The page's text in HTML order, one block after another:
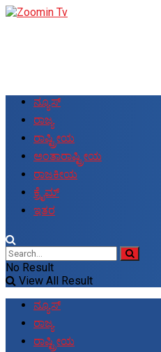
ನ್ಯೂಸ್
ರಾಜ್ಯ
ರಾಷ್ಟ್ರೀಯ
ಅಂತಾರಾಷ್ಟ್ರೀಯ
ರಾಜಕೀಯ
ಕ್ರೈಮ್
ಇತರ
No Result
View All Result
ನ್ಯೂಸ್
ರಾಜ್ಯ
ರಾಷ್ಟ್ರೀಯ